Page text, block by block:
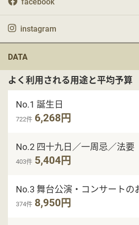
instagram
DATA
よく利用される用途と平均予算
No.1 誕生日
722件 6,268円
No.2 四十九日／一周忌／法要
403件 5,404円
No.3 舞台公演・コンサートの
374件 8,950円